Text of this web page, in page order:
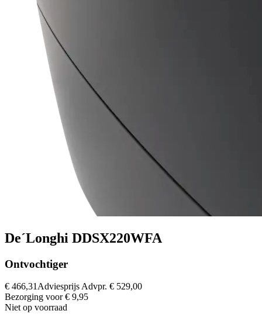
De´Longhi DDSX220WFA
Ontvochtiger
€ 466,31 Adviesprijs Advpr. € 529,00
Bezorging voor € 9,95
Niet op voorraad